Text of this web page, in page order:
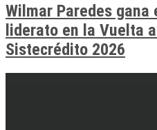
Wilmar Paredes gana
liderato en la Vuelta
Sistecrédito 2026